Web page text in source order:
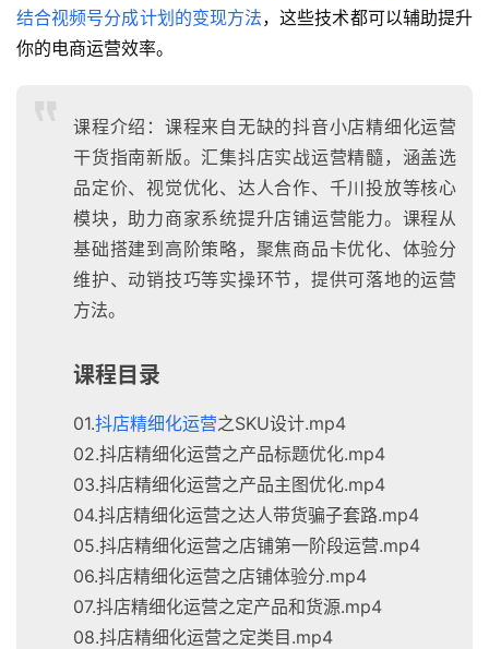
结合视频号分成计划的变现方法，这些技术都可以辅助提升
你的电商运营效率。
课程介绍：课程来自无缺的抖音小店精细化运营
干货指南新版。汇集抖店实战运营精髓，涵盖选
品定价、视觉优化、达人合作、千川投放等核心
模块，助力商家系统提升店铺运营能力。课程从
基础搭建到高阶策略，聚焦商品卡优化、体验分
维护、动销技巧等实操环节，提供可落地的运营
方法。
课程目录
01.抖店精细化运营之SKU设计.mp4
02.抖店精细化运营之产品标题优化.mp4
03.抖店精细化运营之产品主图优化.mp4
04.抖店精细化运营之达人带货骗子套路.mp4
05.抖店精细化运营之店铺第一阶段运营.mp4
06.抖店精细化运营之店铺体验分.mp4
07.抖店精细化运营之定产品和货源.mp4
08.抖店精细化运营之定类目.mp4